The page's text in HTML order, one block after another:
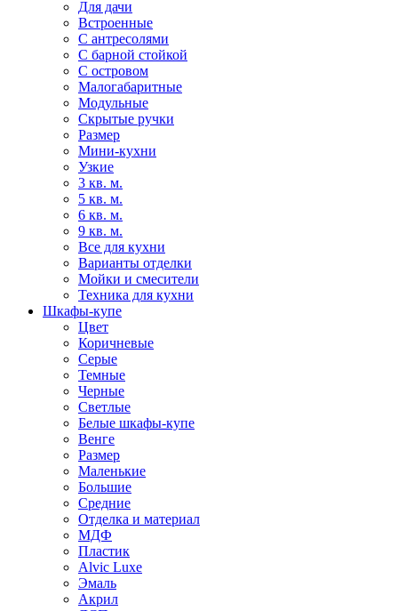
Для дачи
Встроенные
С антресолями
С барной стойкой
С островом
Малогабаритные
Модульные
Скрытые ручки
Размер
Мини-кухни
Узкие
3 кв. м.
5 кв. м.
6 кв. м.
9 кв. м.
Все для кухни
Варианты отделки
Мойки и смесители
Техника для кухни
Шкафы-купе
Цвет
Коричневые
Серые
Темные
Черные
Светлые
Белые шкафы-купе
Венге
Размер
Маленькие
Большие
Средние
Отделка и материал
МДФ
Пластик
Alvic Luxe
Эмаль
Акрил